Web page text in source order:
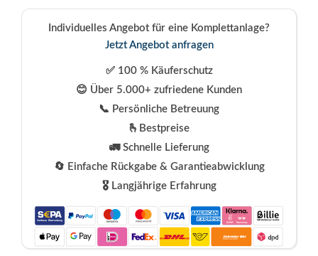
Individuelles Angebot für eine Komplettanlage?
Jetzt Angebot anfragen
✅ 100 % Käuferschutz
😊 Über 5.000+ zufriedene Kunden
📞 Persönliche Betreuung
🫰Bestpreise
🚛 Schnelle Lieferung
🔄 Einfache Rückgabe & Garantieabwicklung
🎖️ Langjährige Erfahrung